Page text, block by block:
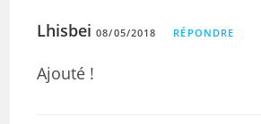
Lhisbei 08/05/2018 RÉPONDRE
Ajouté !